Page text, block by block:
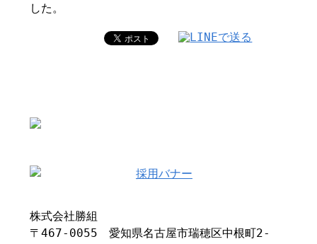
した。
株式会社勝組
〒467-0055 愛知県名古屋市瑞穂区中根町2-